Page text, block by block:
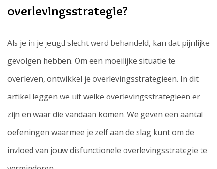
overlevingsstrategie?
Als je in je jeugd slecht werd behandeld, kan dat pijnlijke
gevolgen hebben. Om een moeilijke situatie te
overleven, ontwikkel je overlevingsstrategieën. In dit
artikel leggen we uit welke overlevingsstrategieën er
zijn en waar die vandaan komen. We geven een aantal
oefeningen waarmee je zelf aan de slag kunt om de
invloed van jouw disfunctionele overlevingsstrategie te